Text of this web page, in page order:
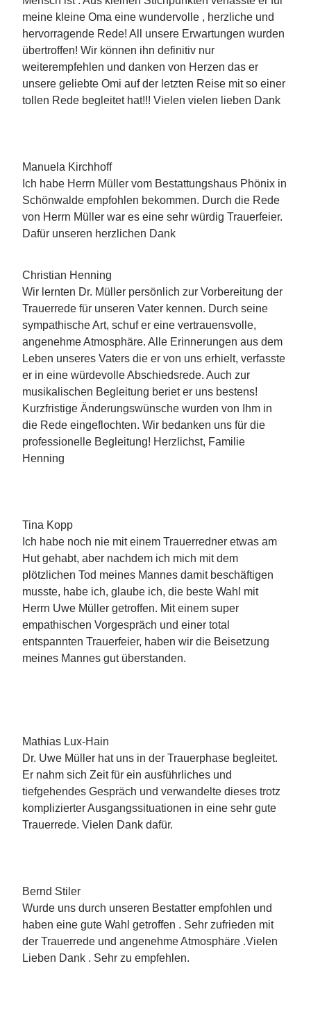
meine kleine Oma eine wundervolle , herzliche und
hervorragende Rede! All unsere Erwartungen wurden
übertroffen! Wir können ihn definitiv nur
weiterempfehlen und danken von Herzen das er
unsere geliebte Omi auf der letzten Reise mit so einer
tollen Rede begleitet hat!!! Vielen vielen lieben Dank
Manuela Kirchhoff
Ich habe Herrn Müller vom Bestattungshaus Phönix in
Schönwalde empfohlen bekommen. Durch die Rede
von Herrn Müller war es eine sehr würdig Trauerfeier.
Dafür unseren herzlichen Dank
Christian Henning
Wir lernten Dr. Müller persönlich zur Vorbereitung der
Trauerrede für unseren Vater kennen. Durch seine
sympathische Art, schuf er eine vertrauensvolle,
angenehme Atmosphäre. Alle Erinnerungen aus dem
Leben unseres Vaters die er von uns erhielt, verfasste
er in eine würdevolle Abschiedsrede. Auch zur
musikalischen Begleitung beriet er uns bestens!
Kurzfristige Änderungswünsche wurden von Ihm in
die Rede eingeflochten. Wir bedanken uns für die
professionelle Begleitung! Herzlichst, Familie
Henning
Tina Kopp
Ich habe noch nie mit einem Trauerredner etwas am
Hut gehabt, aber nachdem ich mich mit dem
plötzlichen Tod meines Mannes damit beschäftigen
musste, habe ich, glaube ich, die beste Wahl mit
Herrn Uwe Müller getroffen. Mit einem super
empathischen Vorgespräch und einer total
entspannten Trauerfeier, haben wir die Beisetzung
meines Mannes gut überstanden.
Mathias Lux-Hain
Dr. Uwe Müller hat uns in der Trauerphase begleitet.
Er nahm sich Zeit für ein ausführliches und
tiefgehendes Gespräch und verwandelte dieses trotz
komplizierter Ausgangssituationen in eine sehr gute
Trauerrede. Vielen Dank dafür.
Bernd Stiler
Wurde uns durch unseren Bestatter empfohlen und
haben eine gute Wahl getroffen . Sehr zufrieden mit
der Trauerrede und angenehme Atmosphäre .Vielen
Lieben Dank . Sehr zu empfehlen.